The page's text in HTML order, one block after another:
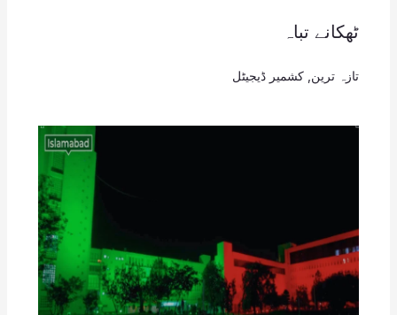
ٹھکانے تباہ
تازہ ترین کشمیر ڈیجیٹل